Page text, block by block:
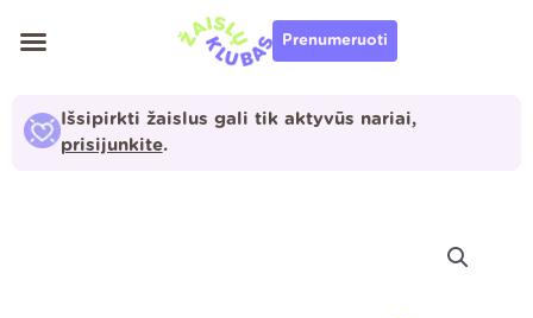
prie
Prenumeruoti
Išsipirkti žaislus gali tik aktyvūs nariai,
prisijunkite.